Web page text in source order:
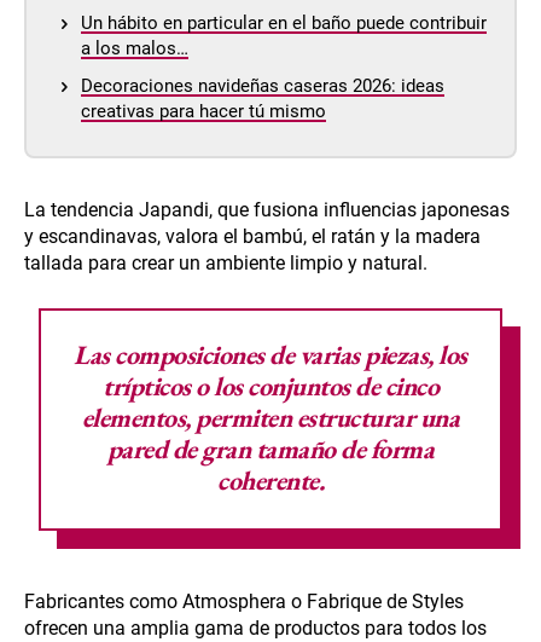
Un hábito en particular en el baño puede contribuir
a los malos…
Decoraciones navideñas caseras 2026: ideas
creativas para hacer tú mismo
La tendencia Japandi, que fusiona influencias japonesas
y escandinavas, valora el bambú, el ratán y la madera
tallada para crear un ambiente limpio y natural.
Las composiciones de varias piezas, los
trípticos o los conjuntos de cinco
elementos, permiten estructurar una
pared de gran tamaño de forma
coherente.
Fabricantes como Atmosphera o Fabrique de Styles
ofrecen una amplia gama de productos para todos los